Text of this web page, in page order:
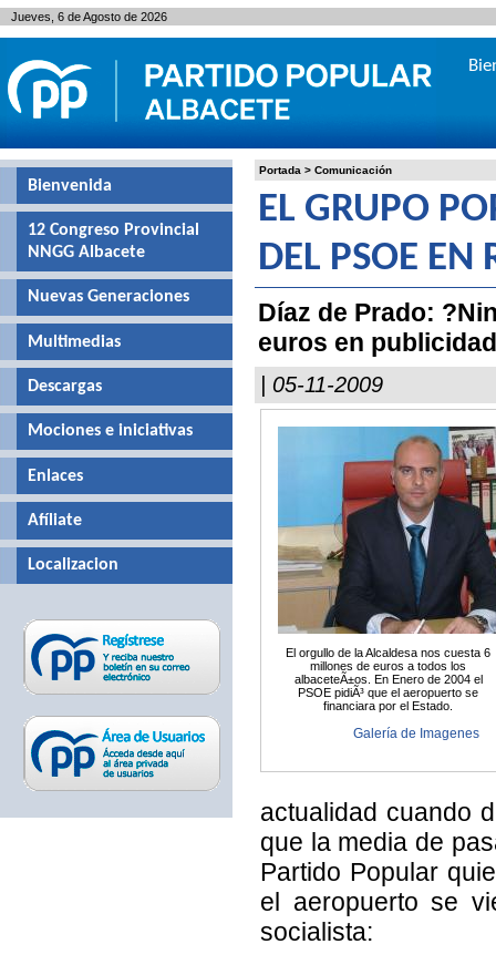
Portada > Comunicación
EL GRUPO
DEL PSOE EN
Díaz de Prado:
euros en
| 05-11-2009
El orgullo de la Alcaldesa nos cuesta 6
millones de euros a todos los
albaceteÃ±os. En Enero de 2004 el
PSOE pidiÃ³ que el aeropuerto se
financiara por el Estado.
Galería de Imagenes
actualidad cuando
que la media de
Partido Popular
el aeropuerto se
socialista:
Bienvenida
12 Congreso Provincial
NNGG Albacete
Nuevas Generaciones
Multimedias
Descargas
Mociones e iniciativas
Enlaces
Afíliate
Localizacion
Jueves, 6 de Agosto de 2026